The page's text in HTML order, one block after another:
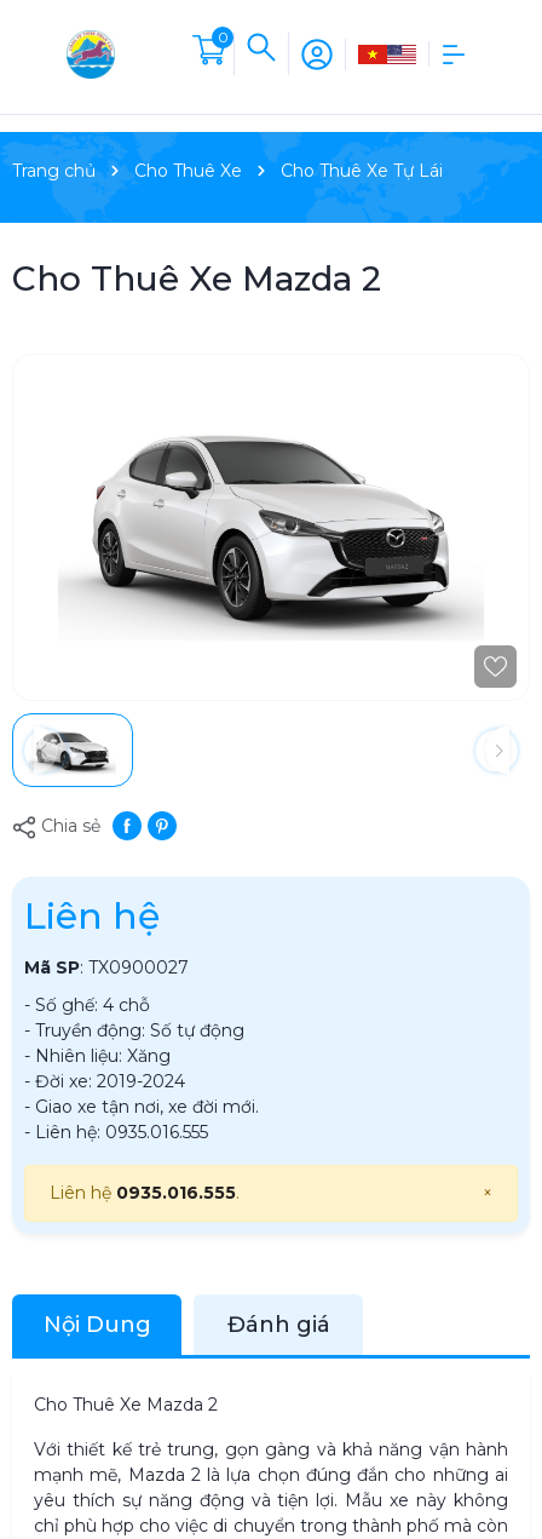
0
Trang chủ Cho Thuê Xe Cho Thuê Xe Tự Lái
Cho Thuê Xe Mazda 2
Chia sẻ
Liên hệ
Mã SP: TX0900027
- Số ghế: 4 chỗ
- Truyền động: Số tự động
- Nhiên liệu: Xăng
- Đời xe: 2019-2024
- Giao xe tận nơi, xe đời mới.
- Liên hệ: 0935.016.555
×
Liên hệ 0935.016.555.
Nội Dung Đánh giá
Cho Thuê Xe Mazda 2
Với thiết kế trẻ trung, gọn gàng và khả năng vận hành
mạnh mẽ, Mazda 2 là lựa chọn đúng đắn cho những ai
yêu thích sự năng động và tiện lợi. Mẫu xe này không
chỉ phù hợp cho việc di chuyển trong thành phố mà còn